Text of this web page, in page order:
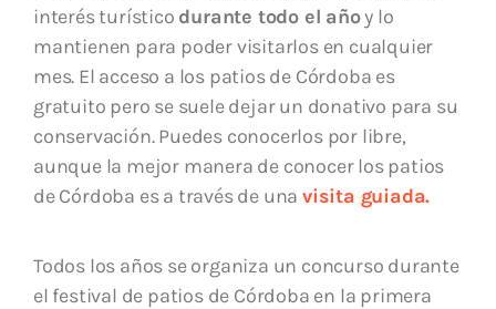
interés turístico durante todo el añoy lo
mantienen para poder visitarlos en cualquier
mes. El acceso a los patios de Córdoba es
gratuito pero se suele dejar un donativo para su
conservación. Puedes conocerlos por libre,
aunque la mejor manera de conocer los patios
de Córdoba es a través de unavisita guiada.
Todos los años se organiza un concurso durante
el festival de patios de Córdoba en la primera